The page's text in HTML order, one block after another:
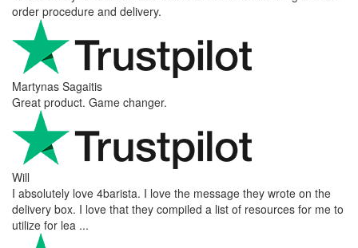
order procedure and delivery.
Martynas Sagaitis
Great product. Game changer.
Will
I absolutely love 4barista. I love the message they wrote on the
delivery box. I love that they compiled a list of resources for me to
utilize for lea ...